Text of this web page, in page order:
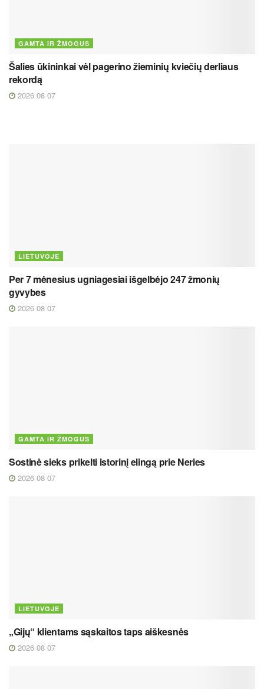
GAMTA IR ŽMOGUS
Šalies ūkininkai vėl pagerino žieminių kviečių derliaus
rekordą
2026 08 07
LIETUVOJE
Per 7 mėnesius ugniagesiai išgelbėjo 247 žmonių
gyvybes
2026 08 07
GAMTA IR ŽMOGUS
Sostinė sieks prikelti istorinį elingą prie Neries
2026 08 07
LIETUVOJE
„Gijų“ klientams sąskaitos taps aiškesnės
2026 08 07